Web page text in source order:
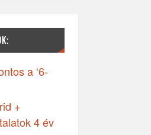
a ‘6-
+
4 év